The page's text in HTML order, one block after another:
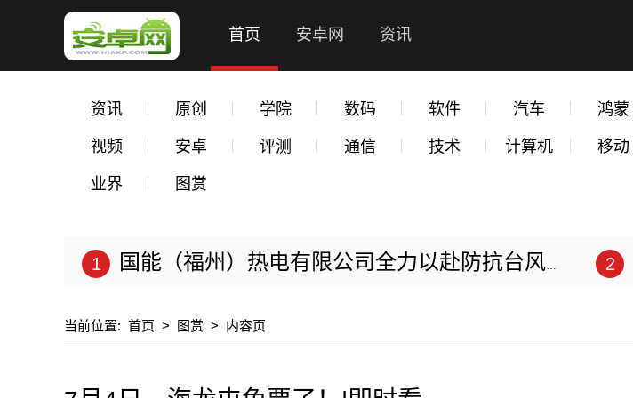
首页 安卓网 资讯
资讯 原创 学院 数码 软件 汽车 鸿蒙
视频 安卓 评测 通信 技术 计算机 移动
业界 图赏
国能（福州）热电有限公司全力以赴防抗台风“苏拉”
当前位置: 首页 > 图赏 > 内容页